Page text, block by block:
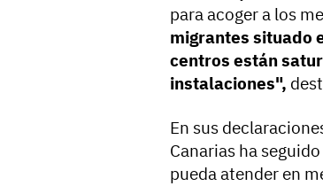
para acoger a los
migrantes situado
centros están
instalaciones",
En sus
Canarias ha
pueda atender en